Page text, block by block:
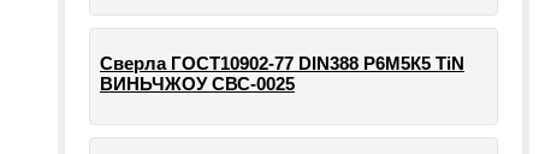
Сверла ГОСТ10902-77 DIN388 Р6М5К5 TiN
ВИНЬЧЖОУ СВС-0025